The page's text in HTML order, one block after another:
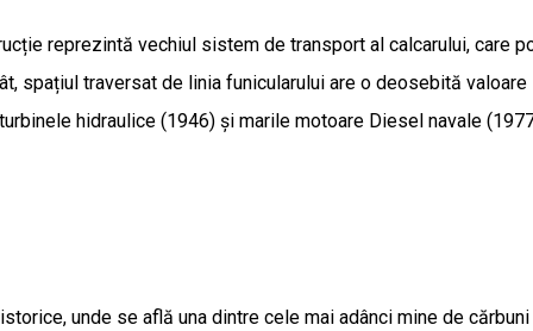
reprezintă vechiul sistem de transport al calcarului, care
spațiul traversat de linia funicularului are o deosebită
hidraulice (1946) şi marile motoare Diesel navale
unde se află una dintre cele mai adânci mine de